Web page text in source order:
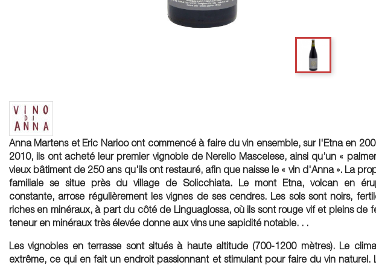
Anna Martens et Eric Narioo ont commencé à faire du vin ensemble, sur l'Etna en
2010, ils ont acheté leur premier vignoble de Nerello Mascelese, ainsi qu’un «
vieux bâtiment de 250 ans qu'ils ont restauré, afin que naisse le « vin d'Anna ». La
familiale se situe près du village de Solicchiata. Le mont Etna, volcan en
constante, arrose régulièrement les vignes de ses cendres. Les sols sont noirs,
riches en minéraux, à part du côté de Linguaglossa, où ils sont rouge vif et pleins de
teneur en minéraux très élevée donne aux vins une sapidité notable. . .
Les vignobles en terrasse sont situés à haute altitude (700-1200 mètres). Le
extrême, ce qui en fait un endroit passionnant et stimulant pour faire du vin naturel.